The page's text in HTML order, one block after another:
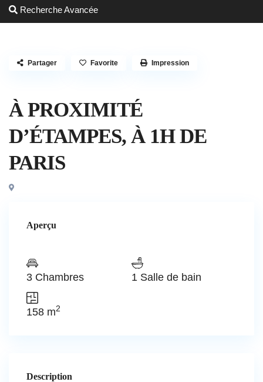
Recherche Avancée
À PROXIMITÉ
D’ÉTAMPES, À 1H DE
PARIS
Partager Favorite Impression
Aperçu
3 Chambres 1 Salle de bain
158 m2
Description